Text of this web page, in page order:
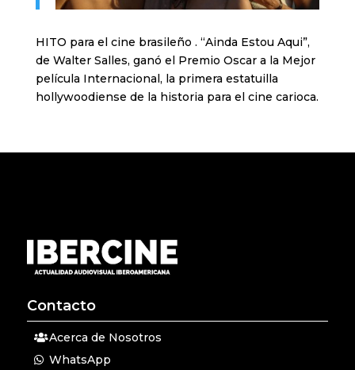
HITO para el cine brasileño . “Ainda Estou Aqui”,
de Walter Salles, ganó el Premio Oscar a la Mejor
película Internacional, la primera estatuilla
hollywoodiense de la historia para el cine carioca.
Contacto
Acerca de Nosotros
WhatsApp